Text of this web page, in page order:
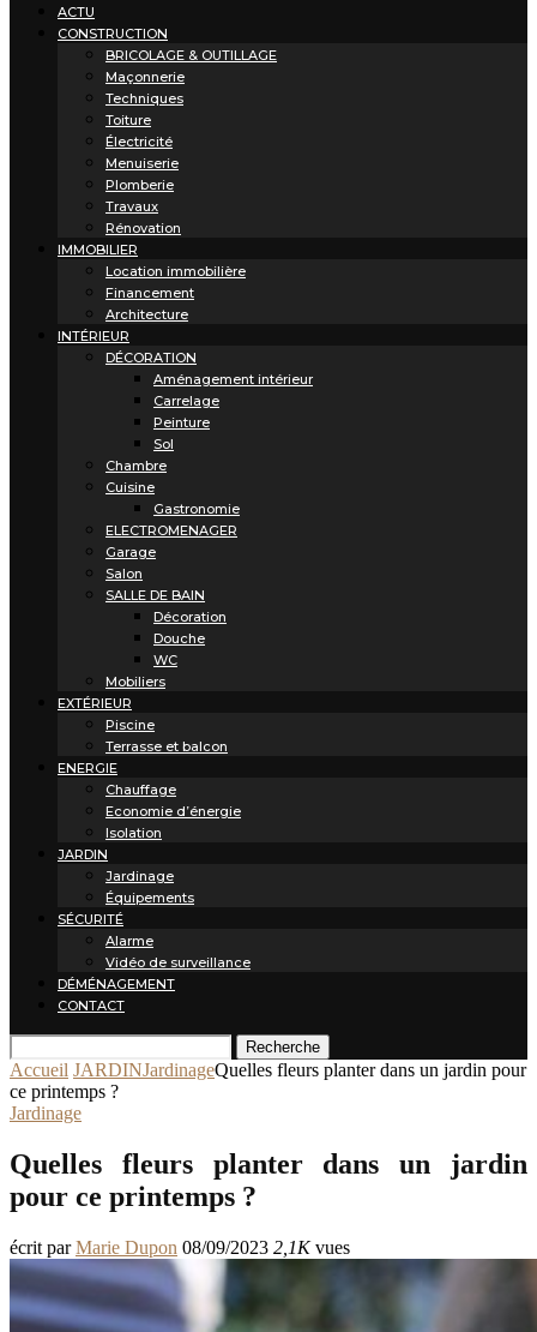
ACTU
CONSTRUCTION
BRICOLAGE & OUTILLAGE
Maçonnerie
Techniques
Toiture
Électricité
Menuiserie
Plomberie
Travaux
Rénovation
IMMOBILIER
Location immobilière
Financement
Architecture
INTÉRIEUR
DÉCORATION
Aménagement intérieur
Carrelage
Peinture
Sol
Chambre
Cuisine
Gastronomie
ELECTROMENAGER
Garage
Salon
SALLE DE BAIN
Décoration
Douche
WC
Mobiliers
EXTÉRIEUR
Piscine
Terrasse et balcon
ENERGIE
Chauffage
Economie d’énergie
Isolation
JARDIN
Jardinage
Équipements
SÉCURITÉ
Alarme
Vidéo de surveillance
DÉMÉNAGEMENT
CONTACT
Recherche
Accueil JARDINJardinageQuelles fleurs planter dans un jardin pour
ce printemps ?
Jardinage
Quelles fleurs planter dans un jardin
pour ce printemps ?
écrit parMarie Dupon 08/09/2023 2,1Kvues